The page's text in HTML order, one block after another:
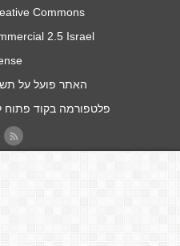
Commons
2.5 Israel
האתר פועל על
פלטפורמה בקוד פתוח